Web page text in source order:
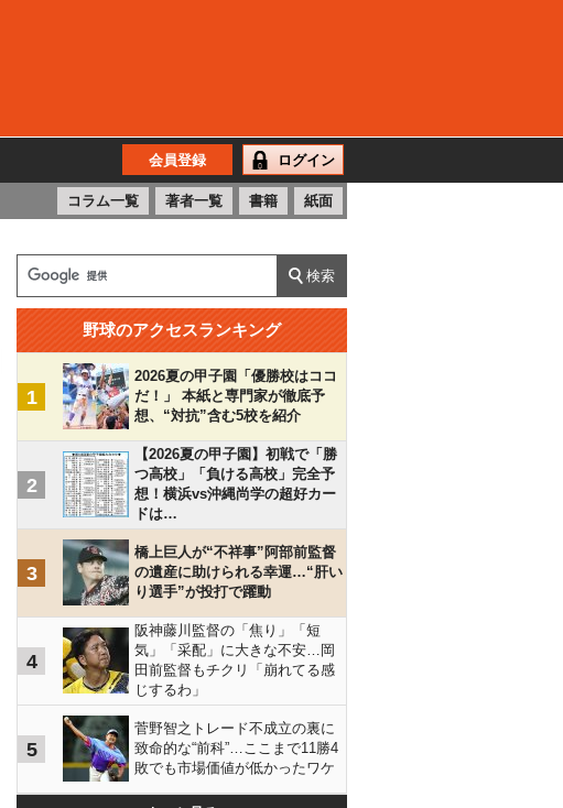
会員登録 ログイン
コラム一覧 著者一覧 書籍 紙面
野球のアクセスランキング
1
2026夏の甲子園「優勝校はココ
だ！」 本紙と専門家が徹底予
想、“対抗”含む5校を紹介
2
【2026夏の甲子園】初戦で「勝
つ高校」「負ける高校」完全予
想！横浜vs沖縄尚学の超好カー
ドは…
3
橋上巨人が“不祥事”阿部前監督
の遺産に助けられる幸運…“肝い
り選手”が投打で躍動
4
阪神藤川監督の「焦り」「短
気」「采配」に大きな不安…岡
田前監督もチクリ「崩れてる感
じするわ」
5
菅野智之トレード不成立の裏に
致命的な“前科”…ここまで11勝4
敗でも市場価値が低かったワケ